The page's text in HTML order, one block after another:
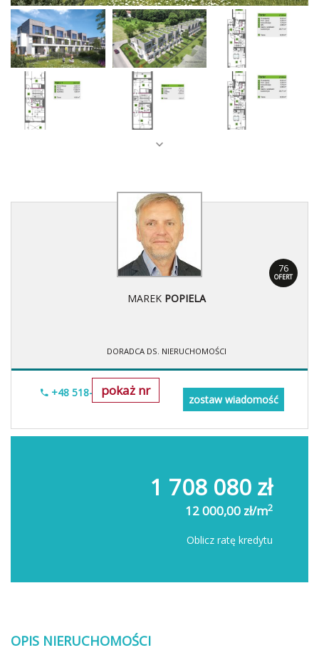
76
OFERT
MAREK POPIELA
DORADCA DS. NIERUCHOMOŚCI
pokaż nr
+48 518-967-677
zostaw wiadomość
1 708 080 zł
12 000,00 zł/m2
Oblicz ratę kredytu
OPIS NIERUCHOMOŚCI